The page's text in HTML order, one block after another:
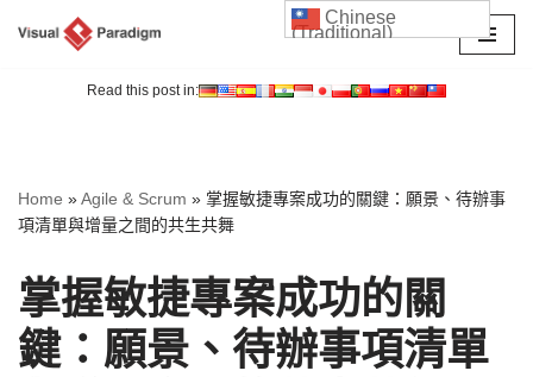
Read this post in:
Home »Agile & Scrum » 掌握敏捷專案成功的關鍵：願景、待辦事
項清單與增量之間的共生共舞
掌握敏捷專案成功的關
鍵：願景、待辦事項清單
Chinese
(Traditional)